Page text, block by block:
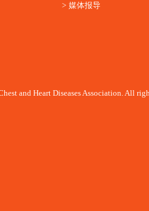
媒体报导
and Heart Diseases Association. All